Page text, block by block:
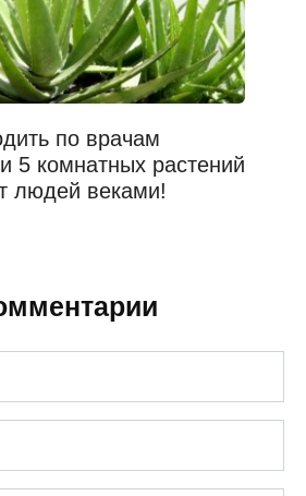
по врачам
5 комнатных растений
людей веками!